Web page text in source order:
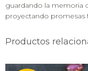
guardando la memoria
proyectando promesas
Productos